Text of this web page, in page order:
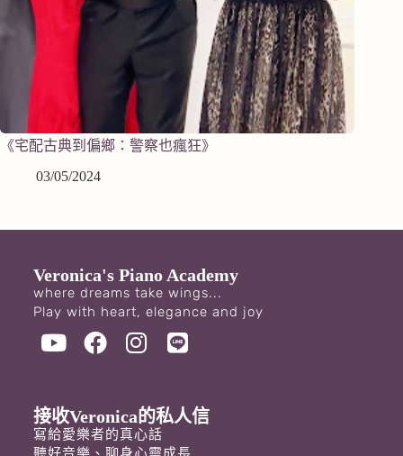
《宅配古典到偏鄉：警察也瘋狂》
03/05/2024
Veronica's Piano Academy
where dreams take wings...
Play with heart, elegance and joy
接收Veronica的私人信
寫給愛樂者的真心話